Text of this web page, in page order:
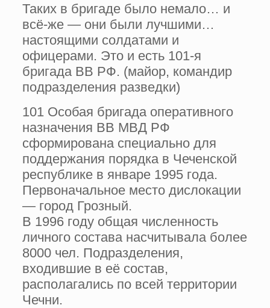
Таких в бригаде было немало… и
всё-же — они были лучшими…
настоящими солдатами и
офицерами. Это и есть 101-я
бригада ВВ РФ. (майор, командир
подразделения разведки)
101 Особая бригада оперативного
назначения ВВ МВД РФ
сформирована специально для
поддержания порядка в Чеченской
республике в январе 1995 года.
Первоначальное место дислокации
— город Грозный.
В 1996 году общая численность
личного состава насчитывала более
8000 чел. Подразделения,
входившие в её состав,
располагались по всей территории
Чечни.